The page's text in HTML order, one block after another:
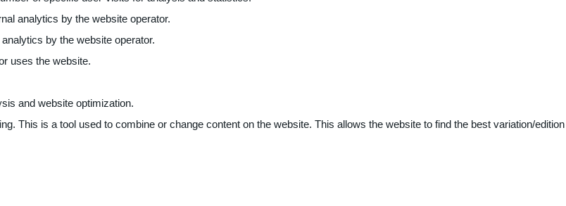
analytics by the website operator.
by the website operator.
uses the website.
and website optimization.
This is a tool used to combine or change content on the website. This allows the website to find the best variation/edition